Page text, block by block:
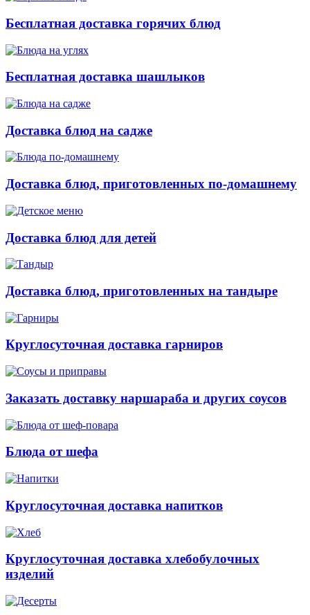
Бесплатная доставка горячих блюд
Бесплатная доставка шашлыков
Доставка блюд на садже
Доставка блюд, приготовленных по-домашнему
Доставка блюд для детей
Доставка блюд, приготовленных на тандыре
Круглосуточная доставка гарниров
Заказать доставку наршараба и других соусов
Блюда от шефа
Круглосуточная доставка напитков
Круглосуточная доставка хлебобулочных
изделий